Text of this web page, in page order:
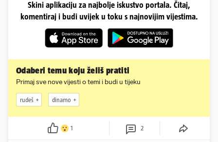
Skini aplikaciju za najbolje iskustvo portala. Čitaj,
komentiraj i budi uvijek u toku s najnovijim vijestima.
Odaberi temu koju želiš pratiti
Primaj sve nove vijesti o temi i budi u tijeku
rudeš dinamo
1 2